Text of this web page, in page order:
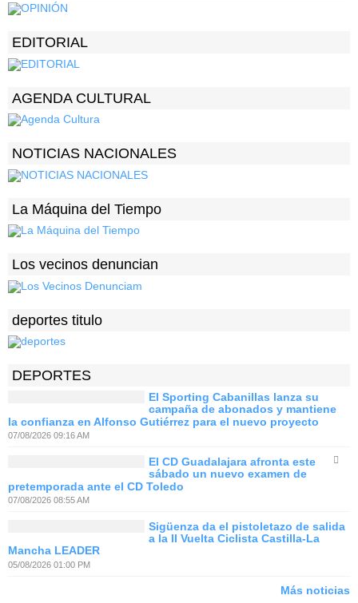
EDITORIAL
AGENDA CULTURAL
NOTICIAS NACIONALES
La Máquina del Tiempo
Los vecinos denuncian
deportes titulo
DEPORTES
El Sporting Cabanillas lanza su
campaña de abonados y mantiene
la confianza en Alfonso Gutiérrez para el nuevo proyecto
07/08/2026 09:16 AM
El CD Guadalajara afronta este
sábado un nuevo examen de
pretemporada ante el CD Toledo
07/08/2026 08:55 AM
Sigüenza da el pistoletazo de salida
a la II Vuelta Ciclista Castilla-La
Mancha LEADER
05/08/2026 01:00 PM
Más noticias